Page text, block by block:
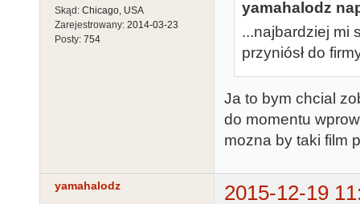
Skąd: Chicago, USA
Zarejestrowany: 2014-03-23
Posty: 754
yamahalodz
...najbardziej mi
przyniósł do
Ja to bym chcial
do momentu
mozna by taki film
yamahalodz 2015-12-19